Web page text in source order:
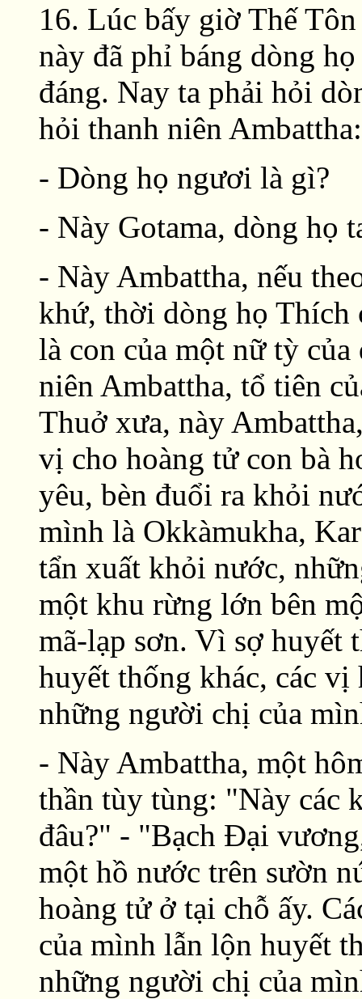
16. Lúc bấy giờ Thế
này đã phỉ báng dòng
đáng. Nay ta phải hỏi
hỏi thanh niên Ambattha:
- Dòng họ ngươi là gì?
- Này Gotama, dòng họ
- Này Ambattha, nếu
khứ, thời dòng họ Thích
là con của một nữ tỳ
niên Ambattha, tổ tiên
Thuở xưa, này
vị cho hoàng tử con bà
yêu, bèn đuổi ra khỏi
mình là Okkàmukha,
tẩn xuất khỏi nước,
một khu rừng lớn bên
mã-lạp sơn. Vì sợ huyết
huyết thống khác, các
những người chị của
- Này Ambattha, một
thần tùy tùng: "Này các
đâu?" - "Bạch Ðại
một hồ nước trên sườn
hoàng tử ở tại chỗ ấy.
của mình lẫn lộn huyết
những người chị của